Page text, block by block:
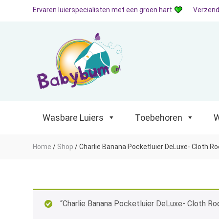
Wasbare Luiers Toebehoren
Ervaren luierspecialisten met een groen hart
Wasbare Luiers Toebehoren
Home / Shop /Charlie Banana Pocketluier DeLuxe- Cloth
“Charlie Banana Pocketluier DeLuxe- Cloth